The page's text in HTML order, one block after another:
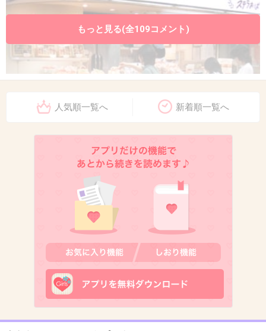
+60
2013/03/26(火) 12:12:58
関西はくるな
もっと見る(全109コメント)
人気順一覧へ 新着順一覧へ